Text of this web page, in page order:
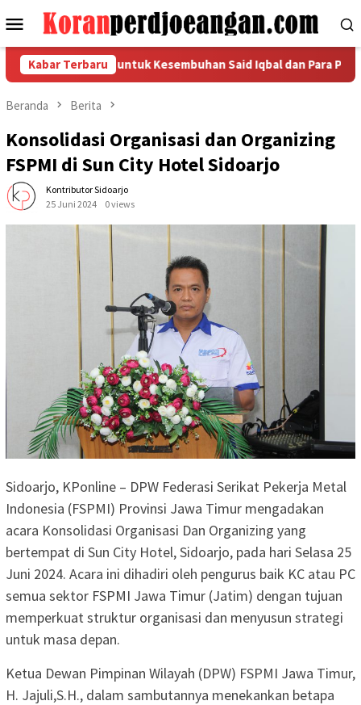
ke
Menu
Mobile
Kabar Terbaru
Bersama untuk Kesembuhan Said Iqbal dan Para Pimpinan
Beranda Berita
Konsolidasi Organisasi dan Organizing
FSPMI di Sun City Hotel Sidoarjo
Kontributor Sidoarjo
25 Juni 2024
0 views
Sidoarjo, KPonline – DPW Federasi Serikat Pekerja Metal
Indonesia (FSPMI) Provinsi Jawa Timur mengadakan
acara Konsolidasi Organisasi Dan Organizing yang
bertempat di Sun City Hotel, Sidoarjo, pada hari Selasa 25
Juni 2024. Acara ini dihadiri oleh pengurus baik KC atau PC
semua sektor FSPMI Jawa Timur (Jatim) dengan tujuan
memperkuat struktur organisasi dan menyusun strategi
untuk masa depan.
Ketua Dewan Pimpinan Wilayah (DPW) FSPMI Jawa Timur,
H. Jajuli,S.H., dalam sambutannya menekankan betapa